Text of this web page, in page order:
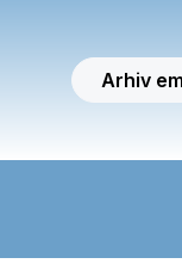
Arhiv